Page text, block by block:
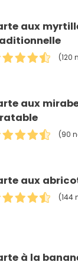
aux
(120
aux
(90
aux
(144
à la